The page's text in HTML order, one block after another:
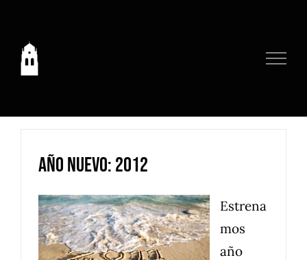
contenido
Año nuevo: 2012
Estrena
mos
año